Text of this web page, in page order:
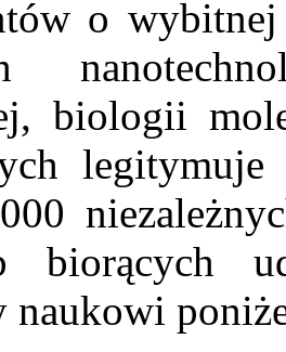
o
biologii
biorących
naukowi